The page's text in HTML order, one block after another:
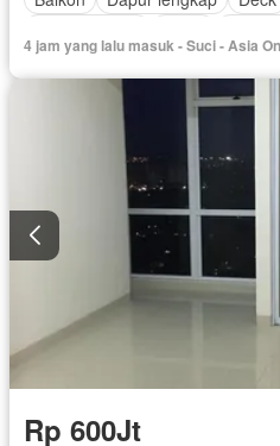
Sebagian perabotan
4 jam yang lalu masuk - Suci - Asia
Rp 600Jt